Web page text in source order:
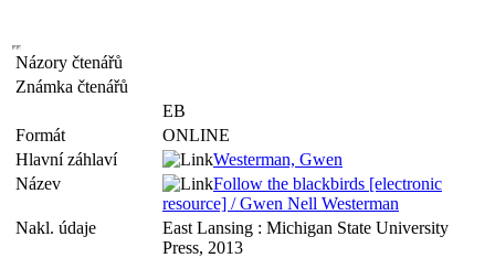
Názory čtenářů
Známka čtenářů
EB
Formát
ONLINE
Hlavní záhlaví
Westerman, Gwen
Název
Follow the blackbirds [electronic
resource] / Gwen Nell Westerman
Nakl. údaje
East Lansing : Michigan State University
Press, 2013